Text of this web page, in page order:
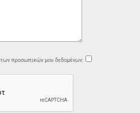
των προσωπικών μου δεδομένων: